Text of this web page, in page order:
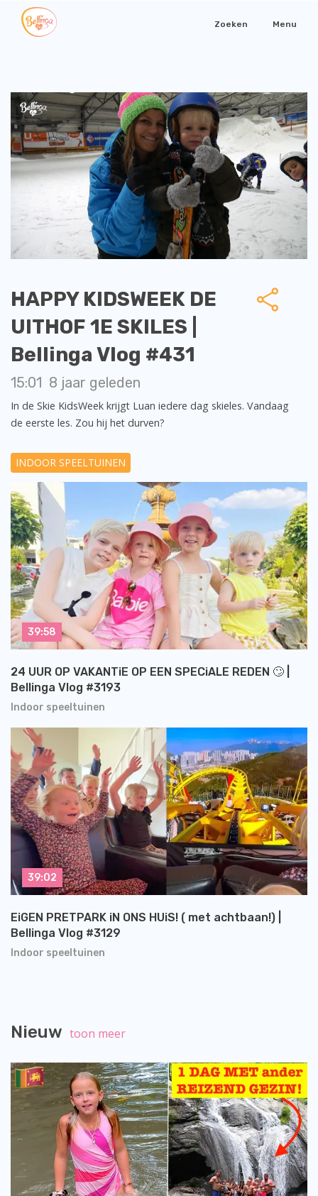
Zoeken Menu
HAPPY KIDSWEEK DE
UITHOF 1E SKILES |
Bellinga Vlog #431
15:01 8 jaar geleden
In de Skie KidsWeek krijgt Luan iedere dag skieles. Vandaag
de eerste les. Zou hij het durven?
INDOOR SPEELTUINEN
Indoor speeltuinen
24 UUR OP VAKANTiE OP EEN SPECiALE REDEN 🙄 |
Bellinga Vlog #3193
39:58
Indoor speeltuinen
EiGEN PRETPARK iN ONS HUiS! ( met achtbaan!) |
Bellinga Vlog #3129
39:02
Nieuw toon meer